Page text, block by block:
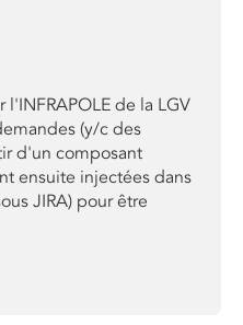
de la LGV
(y/c des
d'un composant
ensuite injectées dans
JIRA) pour être